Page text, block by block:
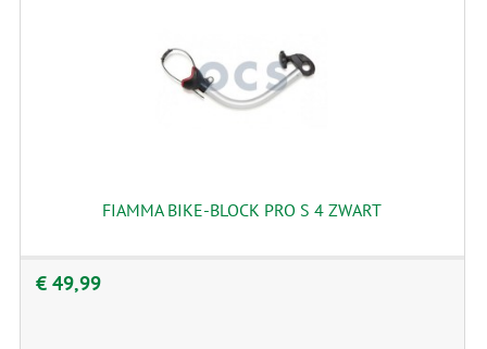
FIAMMA BIKE-BLOCK PRO S 4 ZWART
€ 49,99